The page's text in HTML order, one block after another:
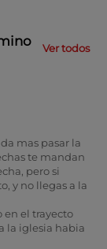
Ver todos
mas pasar la
te mandan
pero si
y no llegas a la
en el trayecto
la iglesia habia